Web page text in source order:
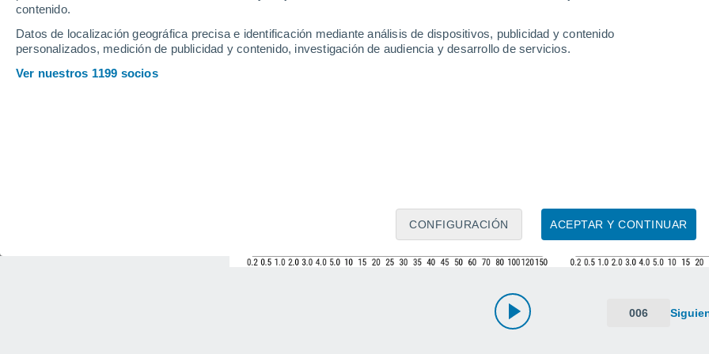
contenido.
Datos de localización geográfica precisa e identificación mediante análisis de dispositivos, publicidad y contenido
personalizados, medición de publicidad y contenido, investigación de audiencia y desarrollo de servicios.
Ver nuestros 1199 socios
ACEPTAR Y CONTINUAR
CONFIGURACIÓN
006